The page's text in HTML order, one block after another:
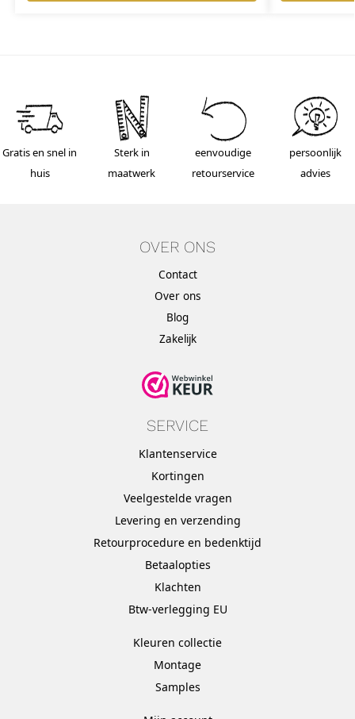
Gratis en snel in
huis
Sterk in
maatwerk
eenvoudige
retourservice
persoonlijk
advies
OVER ONS
Contact
Over ons
Blog
Zakelijk
SERVICE
Klantenservice
Kortingen
Veelgestelde vragen
Levering en verzending
Retourprocedure en bedenktijd
Betaalopties
Klachten
Btw-verlegging EU
Kleuren collectie
Montage
Samples